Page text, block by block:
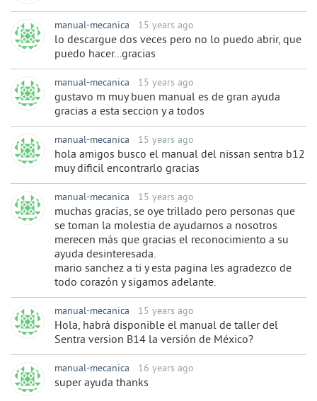
manual-mecanica 15 years ago
lo descargue dos veces pero no lo puedo abrir, que
puedo hacer...gracias
manual-mecanica 15 years ago
gustavo m muy buen manual es de gran ayuda
gracias a esta seccion y a todos
manual-mecanica 15 years ago
hola amigos busco el manual del nissan sentra b12
muy dificil encontrarlo gracias
manual-mecanica 15 years ago
muchas gracias, se oye trillado pero personas que
se toman la molestia de ayudarnos a nosotros
merecen más que gracias el reconocimiento a su
ayuda desinteresada.
mario sanchez a ti y esta pagina les agradezco de
todo corazón y sigamos adelante.
manual-mecanica 15 years ago
Hola, habrá disponible el manual de taller del
Sentra version B14 la versión de México?
manual-mecanica 16 years ago
super ayuda thanks